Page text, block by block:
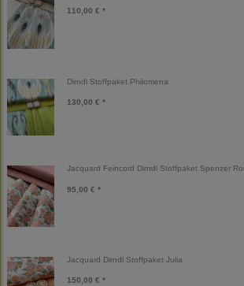
110,00 € *
Dirndl Stoffpaket Philomena
130,00 € *
Jacquard Feincord Dirndl Stoffpaket Spenzer
95,00 € *
Jacquard Dirndl Stoffpaket Julia
150,00 € *